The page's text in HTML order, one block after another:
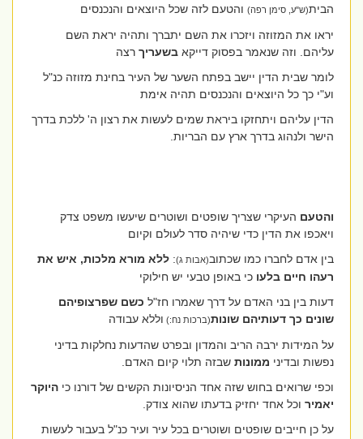
הבית(ש"ע, סימן רפה)והטעם לזה שכל היוצאים והנכנסים
יראו את המזוזה ויזכרו את השם יתברך ותהיה יראת השם
עליהם. וזה שנאמר בפסוק דייקאבשעריךרצה
לומר שבית הדין יישב בפתח השער של העיר בחינת מזוזה כנ"ל
וע"י כך כל היוצאים והנכנסים תהיה אימת
הדין עליהם ויתחזקו ביראת שמים לעשות את רצון ה' ללכת בדרך
הישר ולנהוג בדרך ארץ עם הבריות.
והטעםהעיקרי שצריך שופטים ושוטרים שיעשו משפט צדק
ויאכפו את הדין כדי שיהיה סדר לעולם וקיום
בין אדם לחברו כמו שכתוב(אבות ג):ללא מורא מלכות, איש את
רעהו חיים בלעוכי באופן טבעי יש חילוקי
דעות בין בני האדם על דרך שאמרו חז"לכשם שפרצופיהם
שונים כך דעותיהם שונות(ברכות נח:)וללא עבודה
על המידות ירבה הריב והמדון ובפרט שהדעות נחלקות בדיני
נפשות ובדיניממונותשבזה תלוי קיום האדם.
וכפי שרואים בחוש שזה אחד הניסיונות הקשים של דורנו כי היוקר
יאמירוכל אחד יחזיק בדעתו שהוא צודק.
על כן חייבים שופטים ושוטרים בכל עיר ועיר כנ"ל בעבור לעשות